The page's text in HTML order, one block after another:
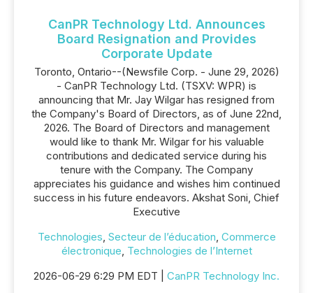
CanPR Technology Ltd. Announces
Board Resignation and Provides
Corporate Update
Toronto, Ontario--(Newsfile Corp. - June 29, 2026)
- CanPR Technology Ltd. (TSXV: WPR) is
announcing that Mr. Jay Wilgar has resigned from
the Company's Board of Directors, as of June 22nd,
2026. The Board of Directors and management
would like to thank Mr. Wilgar for his valuable
contributions and dedicated service during his
tenure with the Company. The Company
appreciates his guidance and wishes him continued
success in his future endeavors. Akshat Soni, Chief
Executive
Technologies, Secteur de l’éducation, Commerce
électronique, Technologies de l’Internet
2026-06-29 6:29 PM EDT | CanPR Technology Inc.